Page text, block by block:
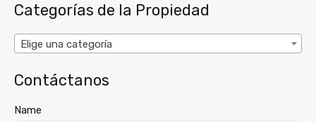
Categorías de la Propiedad
Elige una categoría
Contáctanos
Name